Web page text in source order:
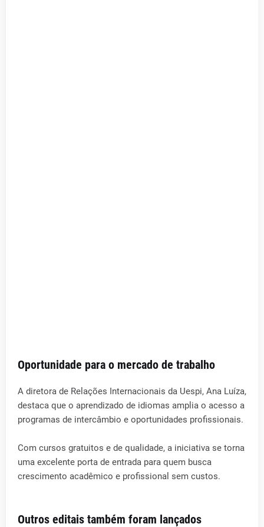
Oportunidade para o mercado de trabalho
A diretora de Relações Internacionais da Uespi, Ana Luíza,
destaca que o aprendizado de idiomas amplia o acesso a
programas de intercâmbio e oportunidades profissionais.
Com cursos gratuitos e de qualidade, a iniciativa se torna
uma excelente porta de entrada para quem busca
crescimento acadêmico e profissional sem custos.
Outros editais também foram lançados